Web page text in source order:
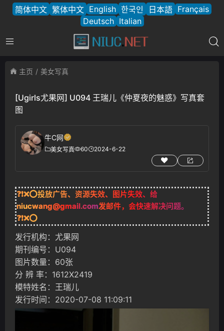
简体中文 繁体中文 English 한국인 日本語 Français
Deutsch Italian
主页 美女写真
[Ugirls尤果网] U094 王瑞儿《仲夏夜的魅惑》写真套
图
牛C网
美女写真 60 2024-6-22
❓❗❌⭕投放广告、资源失效、图片失效、给
niucwang@gmail.com发邮件，会快速解决问题。
❓❗❌⭕
发行机构：尤果网
期刊编号：U094
图片数量：60张
分 辨 率：1612X2419
模特姓名：王瑞儿
发行时间：2020-07-08 11:09:11